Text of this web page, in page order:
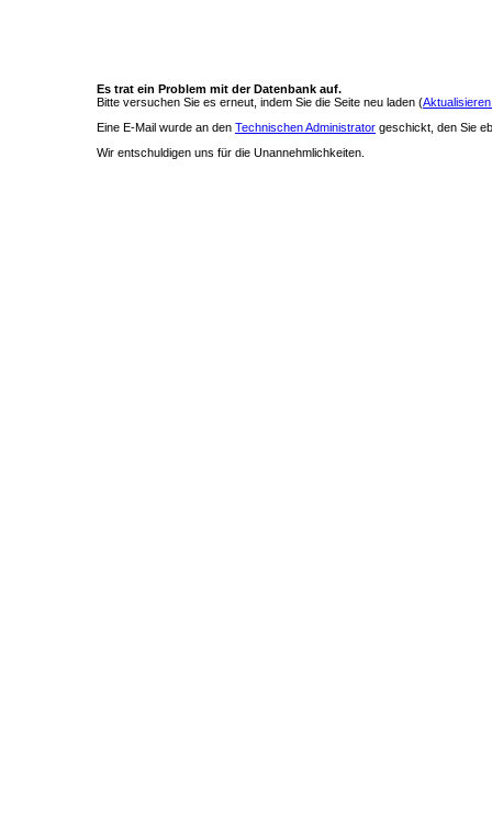
Es trat ein Problem mit der Datenbank auf.
Bitte versuchen Sie es erneut, indem Sie die Seite neu laden (
Eine E-Mail wurde an den Technischen Administrator geschickt, den Sie
Wir entschuldigen uns für die Unannehmlichkeiten.